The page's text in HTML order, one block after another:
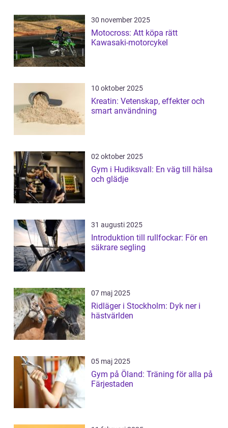
30 november 2025
Motocross: Att köpa rätt
Kawasaki-motorcykel
10 oktober 2025
Kreatin: Vetenskap, effekter och
smart användning
02 oktober 2025
Gym i Hudiksvall: En väg till hälsa
och glädje
31 augusti 2025
Introduktion till rullfockar: För en
säkrare segling
07 maj 2025
Ridläger i Stockholm: Dyk ner i
hästvärlden
05 maj 2025
Gym på Öland: Träning för alla på
Färjestaden